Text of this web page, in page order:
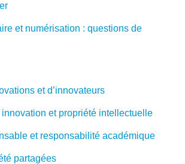
et numérisation : questions de
et d’innovateurs
et propriété intellectuelle
et responsabilité académique
partagées